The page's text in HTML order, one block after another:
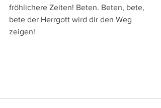
fröhlichere Zeiten! Beten. Beten, bete,
bete der Herrgott wird dir den Weg
zeigen!